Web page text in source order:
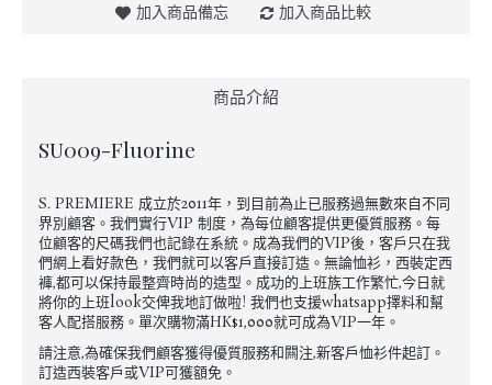
加入商品備忘 加入商品比較
商品介紹
SU009-Fluorine
S. PREMIERE 成立於2011年，到目前為止已服務過無數來自不同
界別顧客。我們實行VIP 制度，為每位顧客提供更優質服務。每
位顧客的尺碼我們也記錄在系統。成為我們的VIP後，客戶只在我
們網上看好款色，我們就可以客戶直接訂造。無論恤衫，西裝定西
褲,都可以保持最整齊時尚的造型。成功的上班族工作繁忙,今日就
將你的上班look交俾我地訂做啦! 我們也支援whatsapp擇料和幫
客人配搭服務。單次購物滿HK$1,000就可成為VIP一年。
請注意,為確保我們顧客獲得優質服務和闗注,新客戶恤衫件起訂。
訂造西裝客戶或VIP可獲額免。